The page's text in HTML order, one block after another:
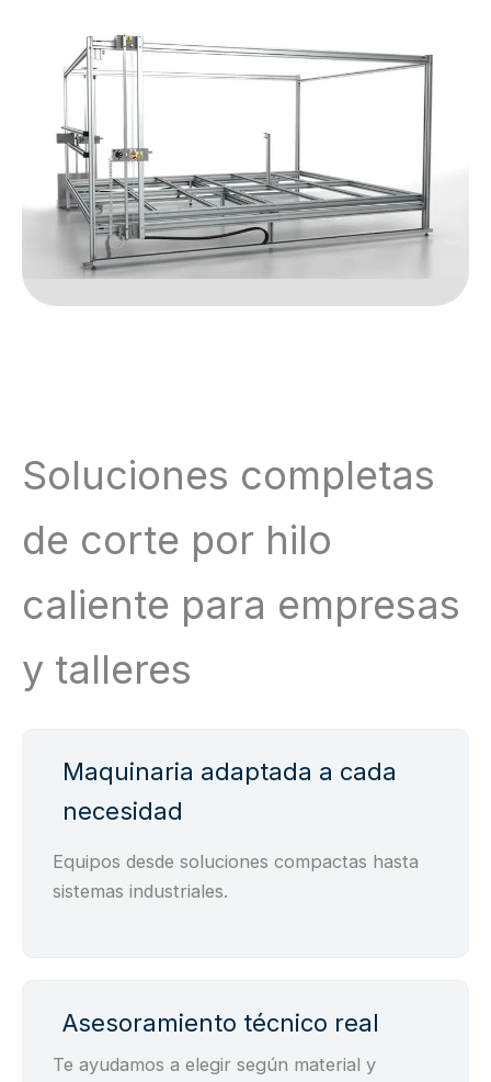
Soluciones completas
de corte por hilo
caliente para empresas
y talleres
Maquinaria adaptada a cada
necesidad
Equipos desde soluciones compactas hasta
sistemas industriales.
Asesoramiento técnico real
Te ayudamos a elegir según material y